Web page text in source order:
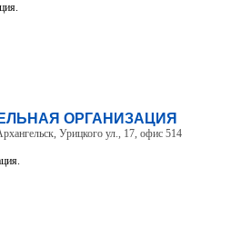
ОРГАНИЗАЦИЯ
Урицкого ул., 17, офис 514